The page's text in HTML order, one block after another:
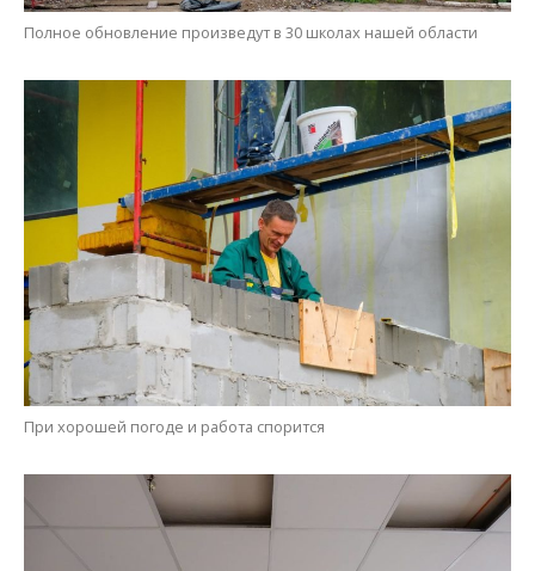
При хорошей погоде и работа спорится
Сейчас полным ходом ведутся отделочные работы внутри
учебно-воспитательного комплекса № 2